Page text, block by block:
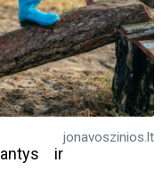
jonavoszinios.lt
ir